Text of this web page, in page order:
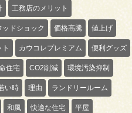
工務店のメリット
ッドショック 価格高騰 値上げ
カウコレプレミアム 便利グッズ
住宅 CO2削減 環境汚染抑制
い時 理由 ランドリールーム
和風 快適な住宅 平屋